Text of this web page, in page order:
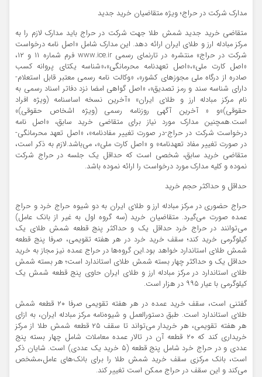
مدارک شرکت در حراج؛ ویژه متقاضیان خرید جدید
متقاضی خرید جدید شمش طلا جهت شرکت در حراج باید مدارک لازم را به
مرکز مبادله ارز و طلای ایران ارائه دهد. این مدارک شامل «اصل نامه درخواست
شرکت در حراج» منتشره در تارنمای رسمی www.ice.ir فرم شماره ۱۱ و ۱۲،
«اصل کارت ملی»،«اصل تعهدنامه محرمانگی»،«شناسه یکتای پروانه کسب
صادره از درگاه ملی مجوزهای کشور»، «وکالت نامه رسمی معتبر قابل استعلام-
دارای شناسه سند و رمز تصدیق»، «اصل گواهی امضا نزد دفاتر اسناد رسمی به
نام مرکز مبادله ارز و طلای ایران» «آخرین نسخه اساسنامه (ویژه افراد
حقوقی)»و « آخرین آگهی روزنامه رسمی (ویژه اشخاص حقوقی)»
است.همچنین مدارک مورد نیاز برای متقاضی خرید سابق، «اصل نامه
درخواست شرکت در حراج-در صورت تغییر مفادنامه»، «اصل تعهد محرمانگی-
در صورت تغییر مفاد تعهدنامه» و «اصل کارت ملی»، می‌باشد.لازم به ذکر است،
متقاضی خرید سابق، شخصی است که حداقل یک جلسه در حراج شرکت
نموده و کلیه مدارک مورد درخواست را ارائه نموده باشد.
حداقل و حداکثر حجم خرید
حراج حضوری در مرکز مبادله ارز و طلای ایران به دو شیوه حراج خرد و حراج
عمده صورت می‌گیرد. متقاضیان خرید (سه گروه اول به غیر از بانک عامل)
می‌توانند در حراج خرد حداقل یک و حداکثر پنج قطعه شمش طلای یک
کیلوگرمی خرید کند؛ سقف خرید خرد در هر هفته تقویمی، صرفا پنج قطعه
شمش طلای استاندارد خواهد بود.این گروه‌ها در حراج عمده نیز مجاز به خرید
حداقل یک و حداکثر چهار بسته شمش طلای استاندارد است؛ هر بسته شمش
طلای استاندارد در مرکز مبادله ارز و طلای ایران حاوی پنج قطعه شمش یک
کیلوگرمی با عیار ۹۹۵ در هزار است.
گفتنی است، سقف خرید عمده در هر هفته تقویمی صرفا ۲۰ قطعه شمش
طلای استاندارد است. طبق دستورالعمل و شیوه‌نامه مرکز مبادله ایران، به ازای
هر هفته تقویمی، هر خریدار می‌تواند تا سقف ۲۵ قطعه شمش طلا از مرکز
خریداری کند که ۲۰ قطعه آن در تالار عمده معاملات شامل چهار بسته پنج
عددی و در حراج خرد شامل پنج قطعه (۵ خرید یک عددی) است. شایان ذکر
است، بانک مرکزی سقف خرید شمش طلا را برای بانک‌های عامل،مشخص
می‌کند و این سقف در حراج ممکن است تغییر کند.